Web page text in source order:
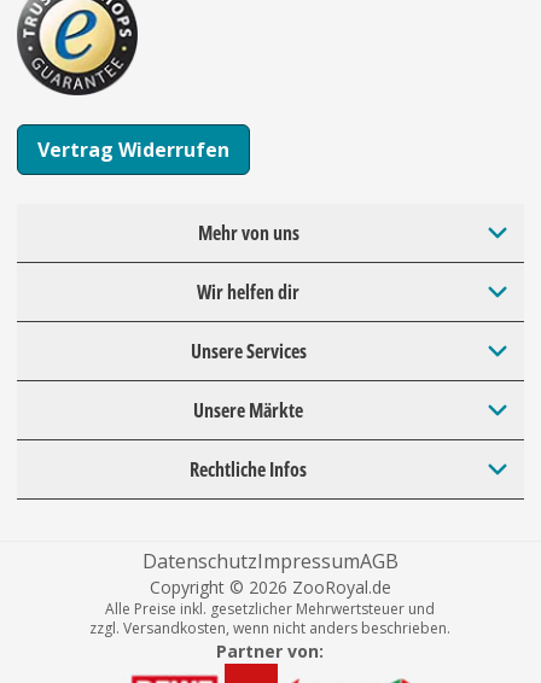
Vertrag Widerrufen
Mehr von uns
Wir helfen dir
Unsere Services
Unsere Märkte
Rechtliche Infos
DatenschutzImpressumAGB
Copyright © 2026 ZooRoyal.de
Alle Preise inkl. gesetzlicher Mehrwertsteuer und
zzgl. Versandkosten, wenn nicht anders beschrieben.
Partner von: